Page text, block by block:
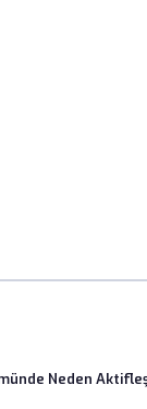
Neden